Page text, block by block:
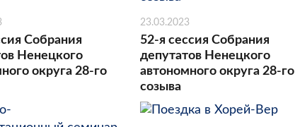
Собрания
Ненецкого
округа 28-го
23.03.2023
52-я сессия Собрания
депутатов Ненецкого
автономного округа 28-го
созыва